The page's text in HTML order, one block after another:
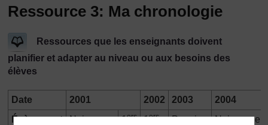
Ressource 3: Ma chronologie
Ressources que les enseignants doivent
planifier et adapter au niveau ou aux besoins des
élèves
Date 2001 2002 2003 2004
Évènement
Naissance 1ers 1ers
Premier
Naissance